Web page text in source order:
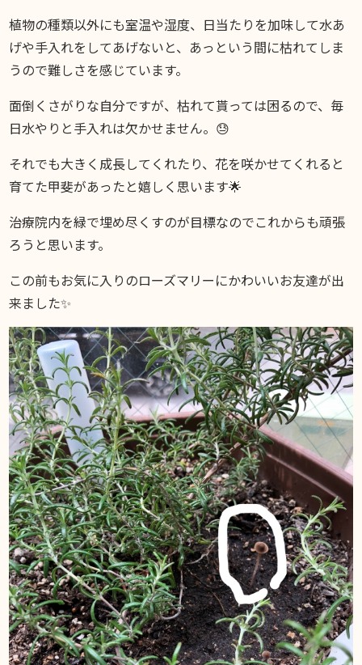
植物の種類以外にも室温や湿度、日当たりを加味して水あ
げや手入れをしてあげないと、あっという間に枯れてしま
うので難しさを感じています。
面倒くさがりな自分ですが、枯れて貰っては困るので、毎
日水やりと手入れは欠かせません。😓
それでも大きく成長してくれたり、花を咲かせてくれると
育てた甲斐があったと嬉しく思います🌟
治療院内を緑で埋め尽くすのが目標なのでこれからも頑張
ろうと思います。
この前もお気に入りのローズマリーにかわいいお友達が出
来ました✨